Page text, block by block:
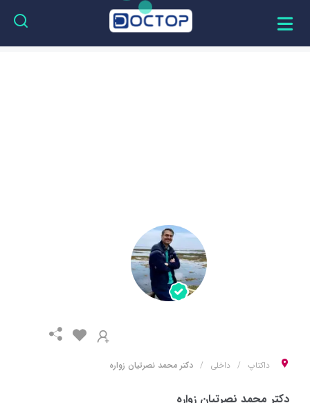
داکتاپ داخلی دکتر محمد نصرتیان زواره
دکتر محمد نصرتیان زواره